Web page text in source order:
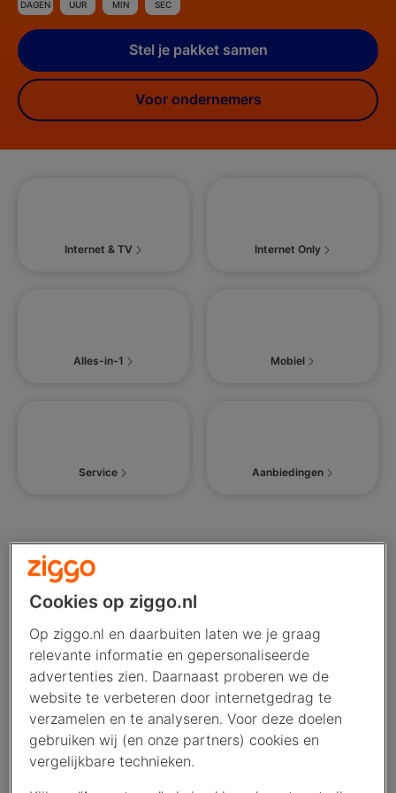
DAGEN UUR MIN SEC
Stel je pakket samen
Voor ondernemers
Internet & TV Internet Only
Alles-in-1 Mobiel
Service Aanbiedingen
Het altijd alles
Alle snelheid Wifi die werkt
Cookies op ziggo.nl
Op ziggo.nl en daarbuiten laten we je graag
relevante informatie en gepersonaliseerde
advertenties zien. Daarnaast proberen we de
website te verbeteren door internetgedrag te
verzamelen en te analyseren. Voor deze doelen
gebruiken wij (en onze partners) cookies en
vergelijkbare technieken.